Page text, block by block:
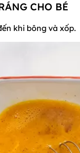
CHO BÉ
khi bông và xốp.